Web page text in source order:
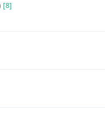
[8]